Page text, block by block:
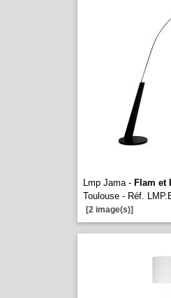
Lmp Jama - Flam et
Toulouse - Réf.
[2 image(s)]